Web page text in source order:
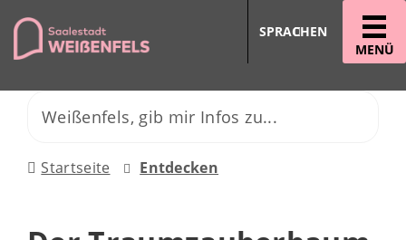
MENÜ
SPRACHEN
Startseite Entdecken